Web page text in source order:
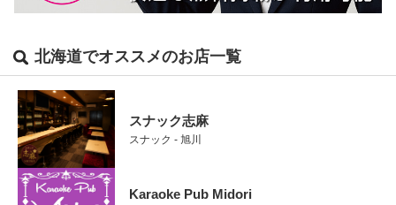
北海道でオススメのお店一覧
スナック志麻
スナック - 旭川
Karaoke Pub Midori